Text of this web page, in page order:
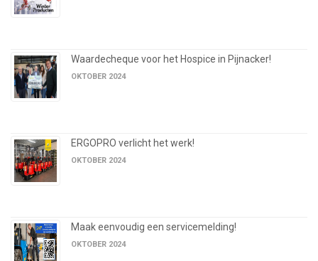
Waardecheque voor het Hospice in Pijnacker!
OKTOBER 2024
ERGOPRO verlicht het werk!
OKTOBER 2024
Maak eenvoudig een servicemelding!
OKTOBER 2024